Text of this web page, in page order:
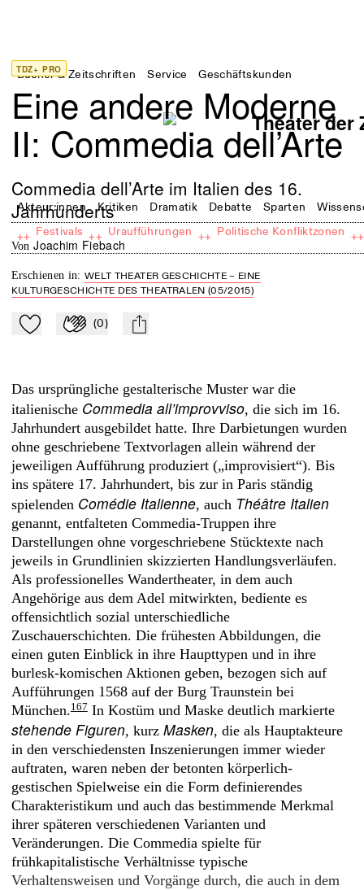
Bücher & Zeitschriften Service Geschäftskunden
Akteur:innen Kritiken Dramatik Debatte Sparten
++ Festivals ++ Uraufführungen ++ Politische Konfliktzonen ++
TDZ+ PRO
Eine andere Moderne
II: Commedia dell’Arte
Commedia dell’Arte im Italien des 16.
Jahrhunderts
von Joachim Fiebach
Erschienen in:WELT THEATER GESCHICHTE – EINE
KULTURGESCHICHTE DES THEATRALEN (05/2015)
Zu Mein-TdZ hinzufügen
Applaudieren
(0) mail
Das ursprüngliche gestalterische Muster war die
italienische Commedia all’improvviso, die sich im 16.
Jahrhundert ausgebildet hatte. Ihre Darbietungen wurden
ohne geschriebene Textvorlagen allein während der
jeweiligen Aufführung produziert („improvisiert“). Bis
ins spätere 17. Jahrhundert, bis zur in Paris ständig
spielenden Comédie Italienne, auch Théâtre Italien
genannt, entfalteten Commedia-Truppen ihre
Darstellungen ohne vorgeschriebene Stücktexte nach
jeweils in Grundlinien skizzierten Handlungsverläufen.
Als professionelles Wandertheater, in dem auch
Angehörige aus dem Adel mitwirkten, bediente es
offensichtlich sozial unterschiedliche
Zuschauerschichten. Die frühesten Abbildungen, die
einen guten Einblick in ihre Haupttypen und in ihre
burlesk-komischen Aktionen geben, bezogen sich auf
Aufführungen 1568 auf der Burg Traunstein bei
München.167In Kostüm und Maske deutlich markierte
stehende Figuren, kurz Masken, die als Hauptakteure
in den verschiedensten Inszenierungen immer wieder
auftraten, waren neben der betonten körperlich-
gestischen Spielweise ein die Form definierendes
Charakteristikum und auch das bestimmende Merkmal
ihrer späteren verschiedenen Varianten und
Veränderungen. Die Commedia spielte für
frühkapitalistische Verhältnisse typische
Verhaltensweisen und Vorgänge durch, die auch in dem